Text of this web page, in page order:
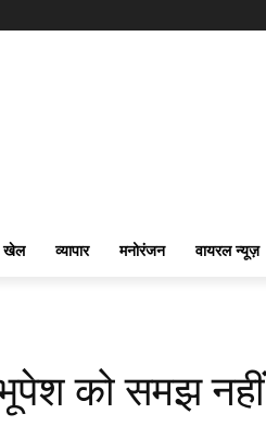
खेल व्यापार मनोरंजन वायरल न्यूज़
को समझ नहीं